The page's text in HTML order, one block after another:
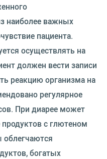
наиболее важных
пациента.
осуществлять на
должен вести записи
реакцию организма на
регулярное
При диарее может
с глютеном
облегчаются
богатых